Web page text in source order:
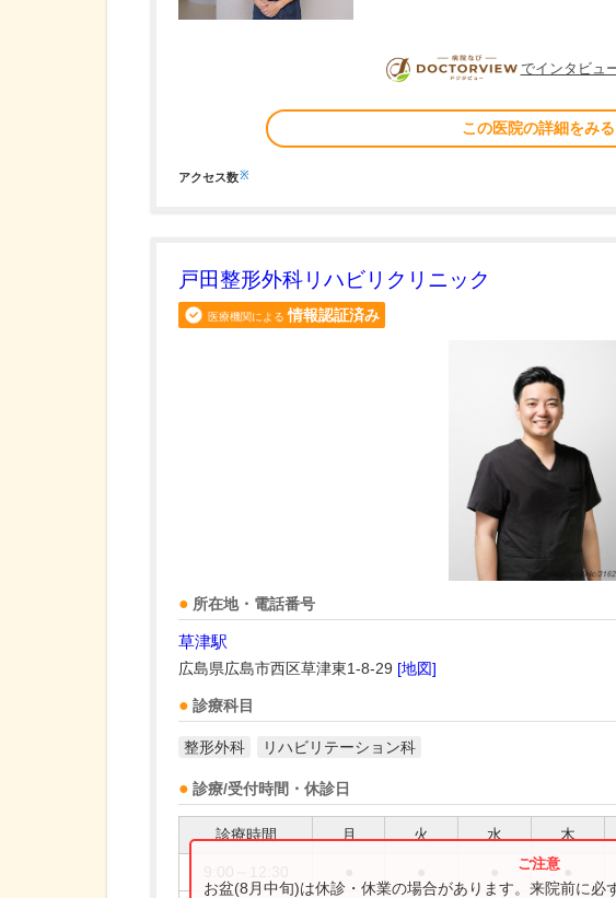
DOCTORVIEW
でインタビュ
この医院の詳細をみる
アクセス数※
戸田整形外科リハビリクリニック
医療機関による 情報認証済み
所在地・電話番号
草津駅
広島県広島市西区草津東1-8-29 [地図]
診療科目
整形外科 リハビリテーション科
診療/受付時間・休診日
診療時間 月 火 水 木
お盆(8月中旬)は休診・休業の場合があります。来院前に必